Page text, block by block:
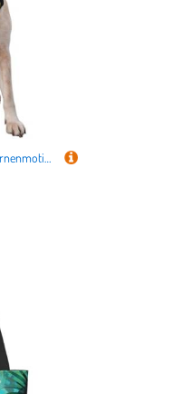
Haustierweste mit Cartoon-Birnenmotiv, klein, bedruckt, ideal für Spaziergänge mit dem Hund, Wandern, tägliche Reisen